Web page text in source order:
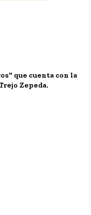
que cuenta con la
Zepeda.